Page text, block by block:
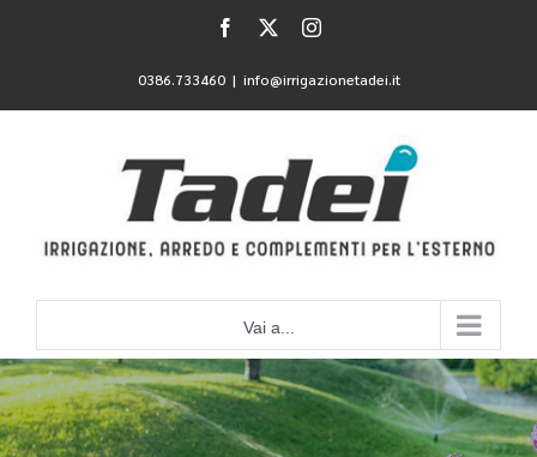
Facebook Instagram
0386.733460 | info@irrigazionetadei.it
Vai a...